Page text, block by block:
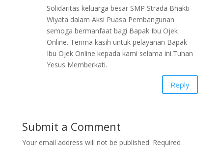
Solidaritas keluarga besar SMP Strada Bhakti
Wiyata dalam Aksi Puasa Pembangunan
semoga bermanfaat bagi Bapak Ibu Ojek
Online. Terima kasih untuk pelayanan Bapak
Ibu Ojek Online kepada kami selama ini.Tuhan
Yesus Memberkati.
Reply
Submit a Comment
Your email address will not be published. Required